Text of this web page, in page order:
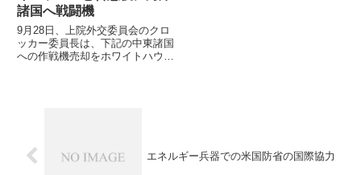
諸国へ戦闘機
9月28日、上院外交委員会のクロ
ッカー委員長は、下記の中東諸国
への作戦機売却をホワイトハウス
エネルギー兵器での米国防省の国際協力